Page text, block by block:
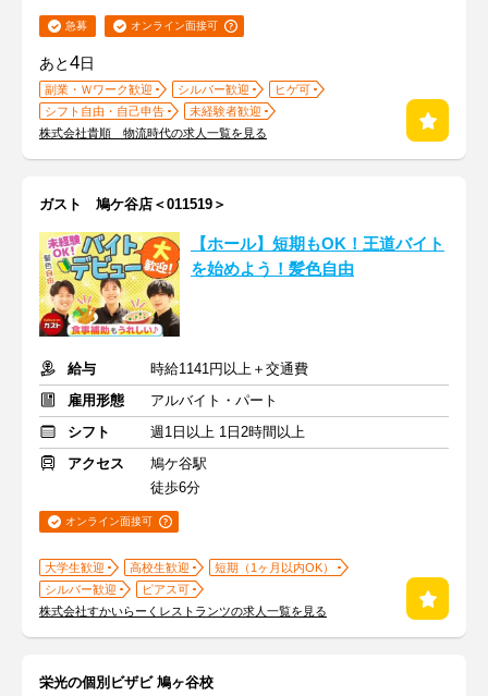
急募 オンライン面接可
あと4日
副業・Ｗワーク歓迎 シルバー歓迎
ヒゲ可
シフト自由・自己申告
未経験者歓迎
株式会社貴順 物流時代の求人一覧を見る
ガスト 鳩ケ谷店＜011519＞
【ホール】短期もOK！王道バイト
を始めよう！髪色自由
給与
時給1141円以上＋交通費
雇用形態
アルバイト・パート
シフト
週1日以上 1日2時間以上
アクセス
鳩ケ谷駅
徒歩6分
オンライン面接可
大学生歓迎 高校生歓迎
短期（1ヶ月以内OK）
シルバー歓迎
ピアス可
株式会社すかいらーくレストランツの求人一覧を見る
栄光の個別ビザビ 鳩ヶ谷校